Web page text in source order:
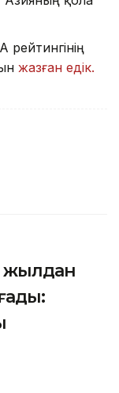
рейтингінің
жазған едік.
жылдан